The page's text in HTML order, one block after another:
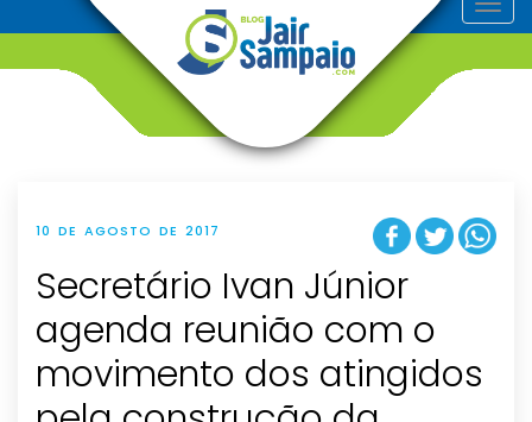
o
t
i
10 DE AGOSTO DE 2017
Secretário Ivan Júnior
agenda reunião com o
movimento dos atingidos